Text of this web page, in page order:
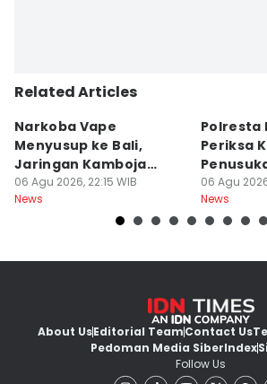
Related Articles
Narkoba Vape
Menyusup ke Bali,
Jaringan Kamboja
Terbongkar
06 Agu 2026, 22:15 WIB
News
Polresta
Periksa
06 Agu
News
About UsEditorial TeamContact Us
Pedoman Media SiberIndex
Follow Us